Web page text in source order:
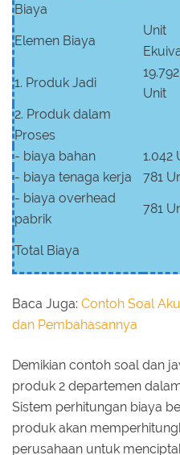
Biaya
Elemen Biaya
Unit
1. Produk Jadi
19.792
Unit
2. Produk dalam
Proses
- biaya bahan
1.042
- biaya tenaga kerja
781
- biaya overhead
pabrik
781
Total Biaya
Baca Juga: Contoh Soal
dan Pembahasannya
Demikian contoh soal dan
produk 2 departemen
Sistem perhitungan biaya
produk akan
perusahaan untuk